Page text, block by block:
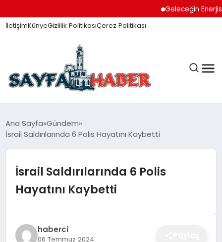
Geleceğin Enerjisi
İletişimKünyeGizlilik PolitikasıÇerez Politikası
ANA SAYFA
İZMIR HABERLERI
EĞITIM
Ana Sayfa Gündem
İsrail Saldırılarında 6 Polis Hayatını Kaybetti
İsrail Saldırılarında 6 Polis
Hayatını Kaybetti
haberci
06 Temmuz 2024